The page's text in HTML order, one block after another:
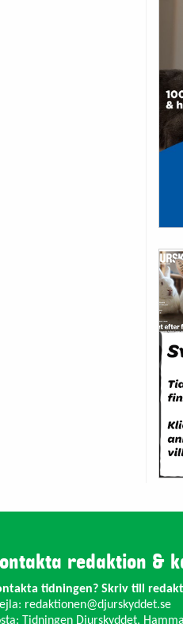
redaktion &
tidningen? Skriv till
redaktionen@djurskyddet.se
Tidningen Djurskyddet,